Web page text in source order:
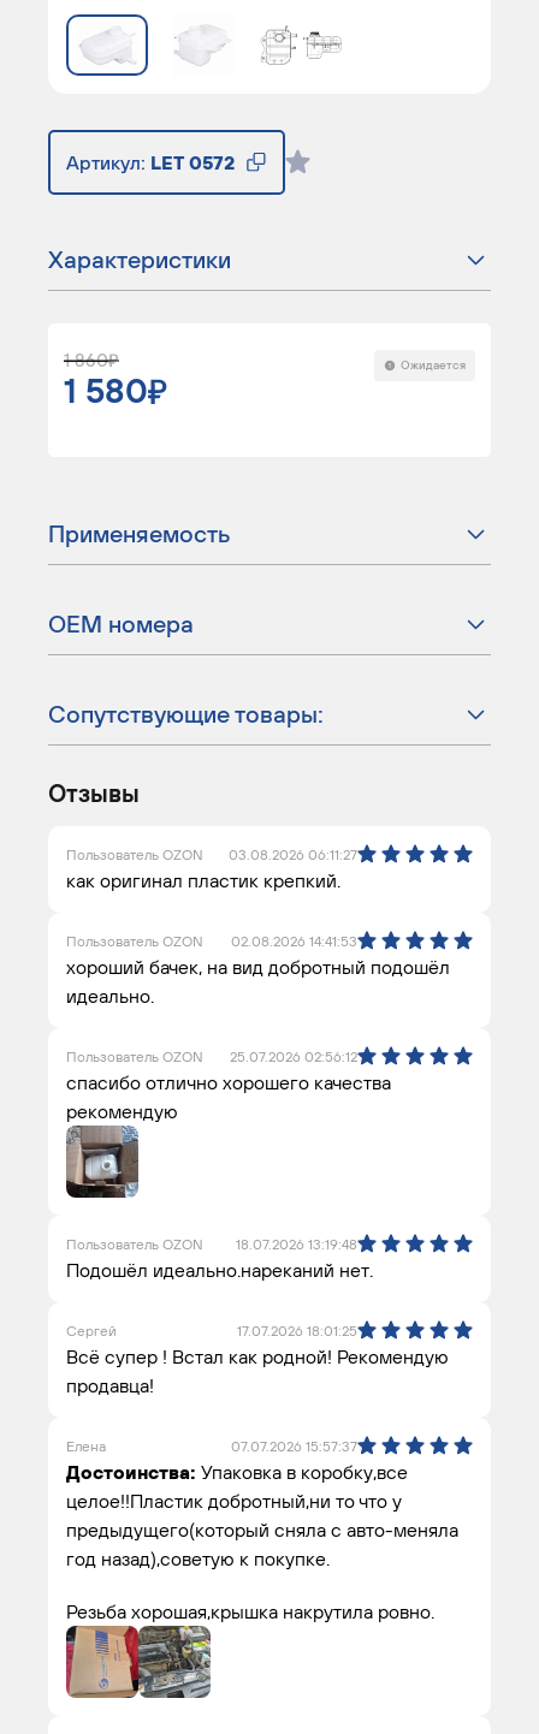
Артикул: LET 0572
Характеристики
1 860
1 580
Ожидается
Применяемость
ОЕМ номера
Сопутствующие товары:
Отзывы
Пользователь OZON 03.08.2026 06:11:27
как оригинал пластик крепкий.
Пользователь OZON 02.08.2026 14:41:53
хороший бачек, на вид добротный подошёл
идеально.
Пользователь OZON 25.07.2026 02:56:12
спасибо отлично хорошего качества
рекомендую
Пользователь OZON 18.07.2026 13:19:48
Подошёл идеально.нареканий нет.
Сергей 17.07.2026 18:01:25
Всё супер ! Встал как родной! Рекомендую
продавца!
Елена 07.07.2026 15:57:37
Достоинства: Упаковка в коробку,все
целое!!Пластик добротный,ни то что у
предыдущего(который сняла с авто-меняла
год назад),советую к покупке.
Резьба хорошая,крышка накрутила ровно.